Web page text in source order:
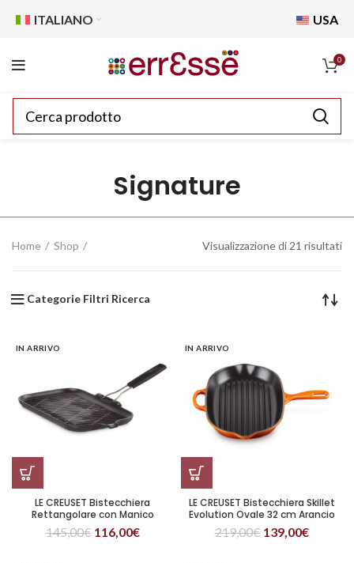
ITALIANO USA
0
Signature
Home Shop Visualizzazione di 21 risultati
Categorie Filtri Ricerca
IN ARRIVO
LE CREUSET Bistecchiera
Rettangolare con Manico
Pieghevole in Silicone 36×20 cm
145,00€ 116,00€
IN ARRIVO
LE CREUSET Bistecchiera Skillet
Evolution Ovale 32 cm Arancio
219,00€ 139,00€